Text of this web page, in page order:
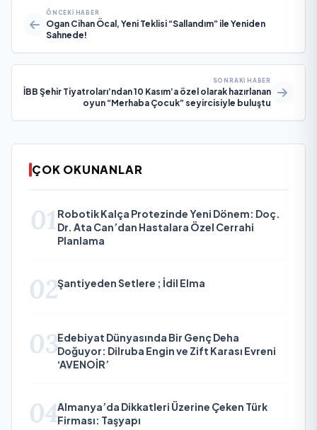
ÖNCEKI HABER
Ogan Cihan Öcal, Yeni Teklisi “Sallandım” ile Yeniden
Sahnede!
SONRAKI HABER
İBB Şehir Tiyatroları’ndan 10 Kasım’a özel olarak hazırlanan
oyun “Merhaba Çocuk” seyircisiyle buluştu
ÇOK OKUNANLAR
01 Robotik Kalça Protezinde Yeni Dönem: Doç.
Dr. Ata Can’dan Hastalara Özel Cerrahi
Planlama
02Şantiyeden Setlere ; İdil Elma
03Edebiyat Dünyasında Bir Genç Deha
Doğuyor: Dilruba Engin ve Zift Karası Evreni
‘AVENOİR’
04Almanya’da Dikkatleri Üzerine Çeken Türk
Firması: Taşyapı